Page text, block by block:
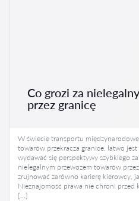
Co grozi za
przez granicę
W świecie transportu
towarów przekracza granice, łatwo
wydawać się perspektywy szybkiego
nielegalnym przewozem towarów
zrujnować zarówno karierę kierowcy,
Nieznajomość prawa nie chroni przed
[…]